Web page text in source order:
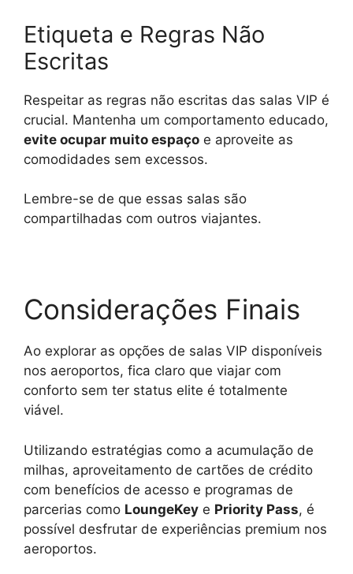
Etiqueta e Regras Não
Escritas
Respeitar as regras não escritas das salas VIP é
crucial. Mantenha um comportamento educado,
evite ocupar muito espaço e aproveite as
comodidades sem excessos.
Lembre-se de que essas salas são
compartilhadas com outros viajantes.
Considerações Finais
Ao explorar as opções de salas VIP disponíveis
nos aeroportos, fica claro que viajar com
conforto sem ter status elite é totalmente
viável.
Utilizando estratégias como a acumulação de
milhas, aproveitamento de cartões de crédito
com benefícios de acesso e programas de
parcerias como LoungeKey e Priority Pass, é
possível desfrutar de experiências premium nos
aeroportos.